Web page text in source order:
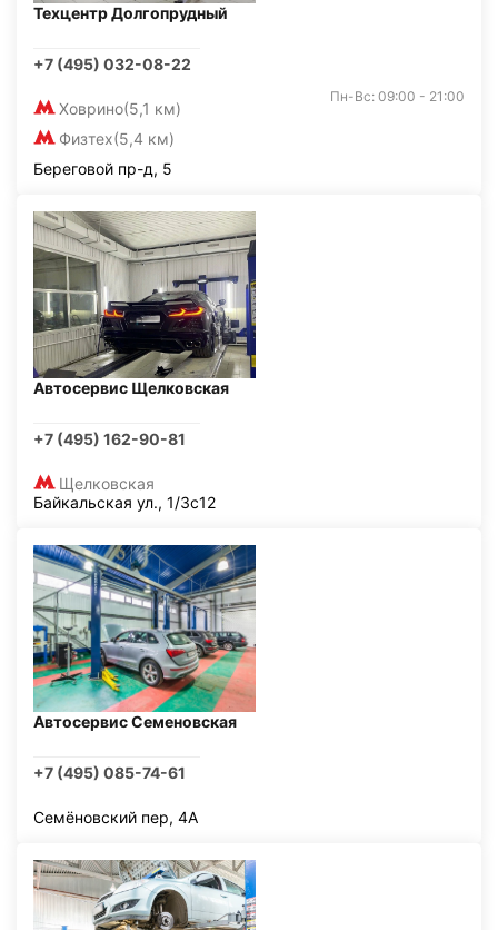
Техцентр Долгопрудный
+7 (495) 032-08-22
Ховрино(5,1 км)
Физтех(5,4 км)
Пн-Вс: 09:00 - 21:00
Береговой пр-д, 5
Автосервис Щелковская
+7 (495) 162-90-81
Щелковская
Байкальская ул., 1/3с12
Автосервис Семеновская
+7 (495) 085-74-61
Семёновский пер, 4А